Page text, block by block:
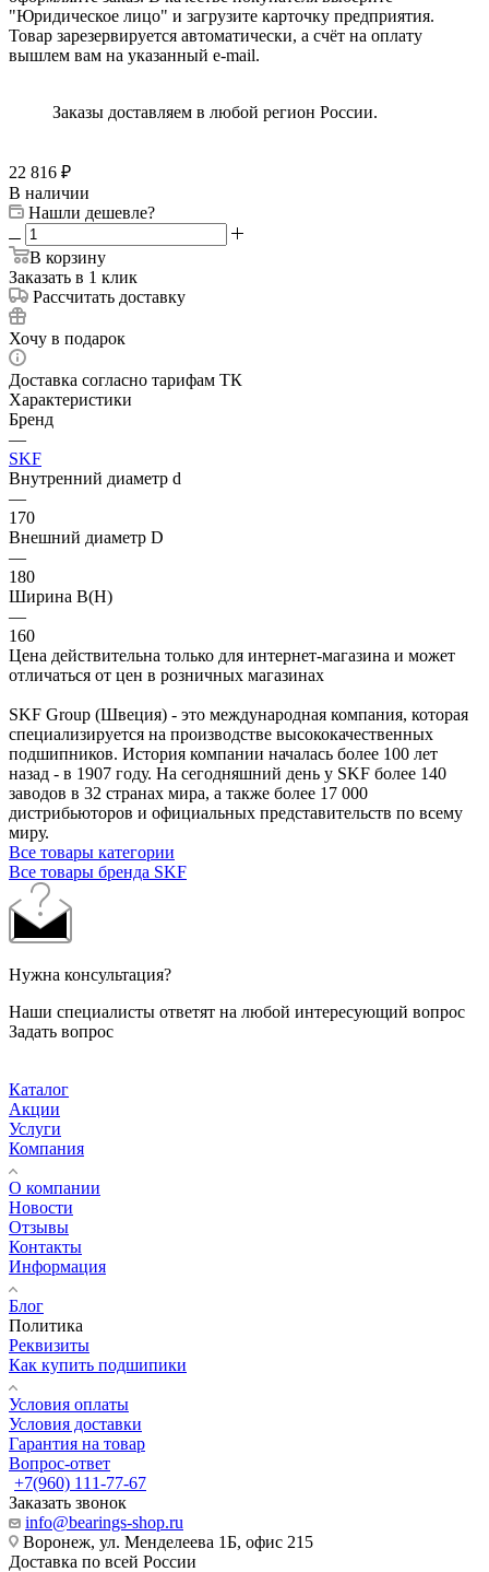
"Юридическое лицо" и загрузите карточку предприятия.
Товар зарезервируется автоматически, а счёт на оплату
вышлем вам на указанный e-mail.
Заказы доставляем в любой регион России.
22 816 ₽
В наличии
Нашли дешевле?
В корзину
Заказать в 1 клик
Рассчитать доставку
Хочу в подарок
Доставка согласно тарифам ТК
Характеристики
Бренд
—
SKF
Внутренний диаметр d
—
170
Внешний диаметр D
—
180
Ширина B(H)
—
160
Цена действительна только для интернет-магазина и может
отличаться от цен в розничных магазинах
SKF Group (Швеция) - это международная компания, которая
специализируется на производстве высококачественных
подшипников. История компании началась более 100 лет
назад - в 1907 году. На сегодняшний день у SKF более 140
заводов в 32 странах мира, а также более 17 000
дистрибьюторов и официальных представительств по всему
миру.
Все товары категории
Все товары бренда SKF
Нужна консультация?
Наши специалисты ответят на любой интересующий вопрос
Задать вопрос
Каталог
Акции
Услуги
Компания
О компании
Новости
Отзывы
Контакты
Информация
Блог
Политика
Реквизиты
Как купить подшипики
Условия оплаты
Условия доставки
Гарантия на товар
Вопрос-ответ
+7(960) 111-77-67
Заказать звонок
info@bearings-shop.ru
Воронеж, ул. Менделеева 1Б, офис 215
Доставка по всей России